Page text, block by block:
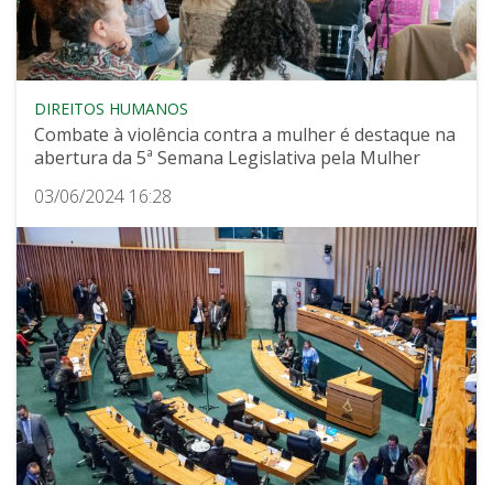
DIREITOS HUMANOS
Combate à violência contra a mulher é destaque na
abertura da 5ª Semana Legislativa pela Mulher
03/06/2024 16:28